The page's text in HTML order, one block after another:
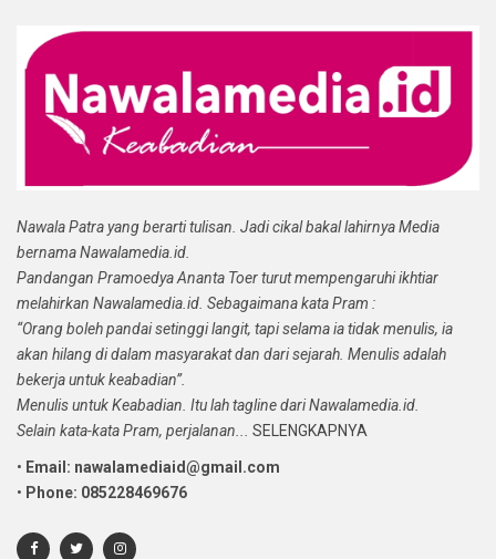
Nawala Patra yang berarti tulisan. Jadi cikal bakal lahirnya Media
bernama Nawalamedia.id.
Pandangan Pramoedya Ananta Toer turut mempengaruhi ikhtiar
melahirkan Nawalamedia.id. Sebagaimana kata Pram :
“Orang boleh pandai setinggi langit, tapi selama ia tidak menulis, ia
akan hilang di dalam masyarakat dan dari sejarah. Menulis adalah
bekerja untuk keabadian”.
Menulis untuk Keabadian. Itu lah tagline dari Nawalamedia.id.
Selain kata-kata Pram, perjalanan...
SELENGKAPNYA
• Email: nawalamediaid@gmail.com
• Phone: 085228469676